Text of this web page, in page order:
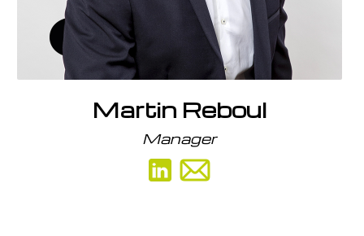
performance de nos équipes. J’interviens
également sur des missions d’audit dans
différents secteurs d’activités (concessions BMW,
industrie chimique, associations).
Ma devise
«L’art de la réussite consiste à savoir s’entourer
Martin Reboul
Manager